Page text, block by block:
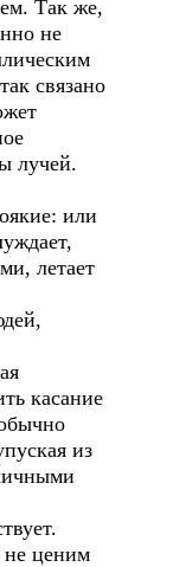
Так же,
не
связано
лучей.
или
летает
касание
из
ценим